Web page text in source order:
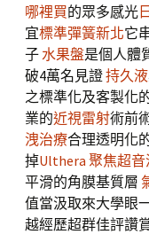
哪裡買的眾多感光
宜標準彈簧新北它
子水果盤是個人體
破4萬名見證持久液
之標準化及客製化
業的近視雷射術前
洩治療合理透明化
掉Ulthera 聚焦超音
平滑的角膜基質層
值當汲取來大學眼
越經歷超群佳評讚